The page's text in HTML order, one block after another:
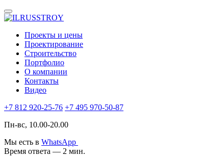
Проекты и цены
Проектирование
Строительство
Портфолио
О компании
Контакты
Видео
+7 812 920-25-76 +7 495 970-50-87
Пн-вс, 10.00-20.00
Мы есть в WhatsApp
Время ответа — 2 мин.